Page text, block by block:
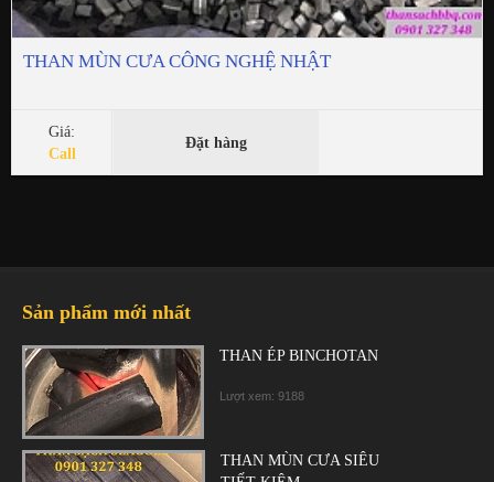
THAN MÙN CƯA CÔNG NGHỆ NHẬT
Giá:
Call
Đặt hàng
Sản phẩm mới nhất
THAN ÉP BINCHOTAN
Lượt xem: 9188
THAN MÙN CƯA SIÊU